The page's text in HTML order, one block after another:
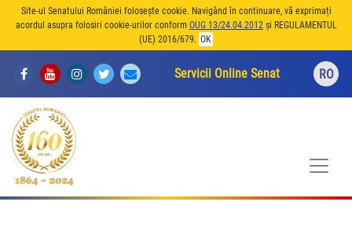
Site-ul Senatului României folosește cookie. Navigând în continuare, vă exprimați
acordul asupra folosiri cookie-urilor conform OUG 13/24.04.2012și REGULAMENTUL
(UE) 2016/679. OK
Servicii Online Senat RO